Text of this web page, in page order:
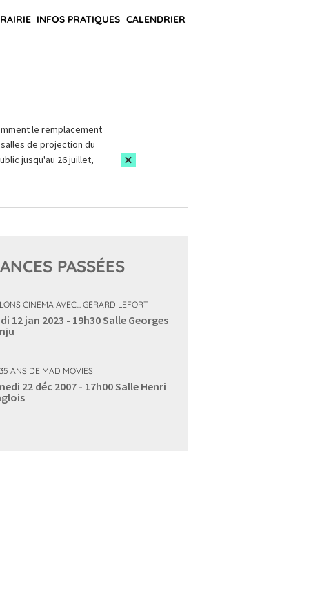
INFOS PRATIQUES CALENDRIER
le remplacement
de projection du
jusqu'au 26 juillet,
PASSÉES
CINÉMA AVEC... GÉRARD LEFORT
12 jan 2023 - 19h30Salle Georges
ANS DE MAD MOVIES
22 déc 2007 - 17h00Salle Henri